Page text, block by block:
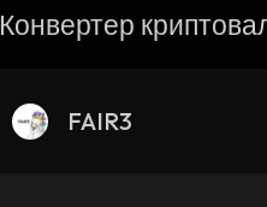
Конвертер
FAIR3